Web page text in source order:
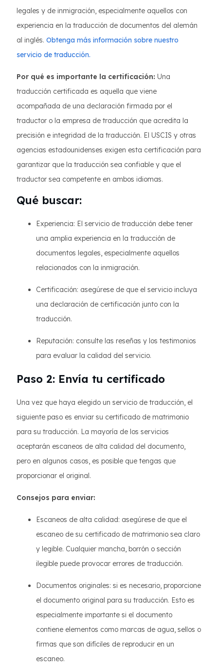
legales y de inmigración, especialmente aquellos con
experiencia en la traducción de documentos del alemán
al inglés. Obtenga más información sobre nuestro
servicio de traducción.
Por qué es importante la certificación: Una
traducción certificada es aquella que viene
acompañada de una declaración firmada por el
traductor o la empresa de traducción que acredita la
precisión e integridad de la traducción. El USCIS y otras
agencias estadounidenses exigen esta certificación para
garantizar que la traducción sea confiable y que el
traductor sea competente en ambos idiomas.
Qué buscar:
Experiencia: El servicio de traducción debe tener
una amplia experiencia en la traducción de
documentos legales, especialmente aquellos
relacionados con la inmigración.
Certificación: asegúrese de que el servicio incluya
una declaración de certificación junto con la
traducción.
Reputación: consulte las reseñas y los testimonios
para evaluar la calidad del servicio.
Paso 2: Envía tu certificado
Una vez que haya elegido un servicio de traducción, el
siguiente paso es enviar su certificado de matrimonio
para su traducción. La mayoría de los servicios
aceptarán escaneos de alta calidad del documento,
pero en algunos casos, es posible que tengas que
proporcionar el original.
Consejos para enviar:
Escaneos de alta calidad: asegúrese de que el
escaneo de su certificado de matrimonio sea claro
y legible. Cualquier mancha, borrón o sección
ilegible puede provocar errores de traducción.
Documentos originales: si es necesario, proporcione
el documento original para su traducción. Esto es
especialmente importante si el documento
contiene elementos como marcas de agua, sellos o
firmas que son difíciles de reproducir en un
escaneo.